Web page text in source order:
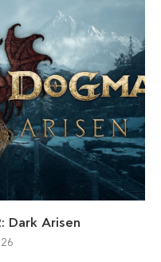
Dark Arisen